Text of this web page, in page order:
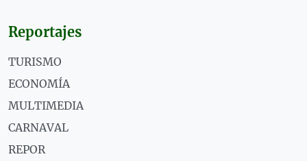
Reportajes
TURISMO
ECONOMÍA
MULTIMEDIA
CARNAVAL
REPOR